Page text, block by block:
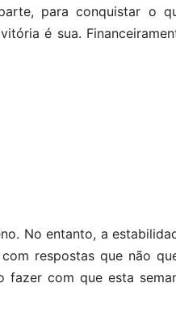
para conquistar o
é sua.
No entanto, a
respostas que não
fazer com que esta